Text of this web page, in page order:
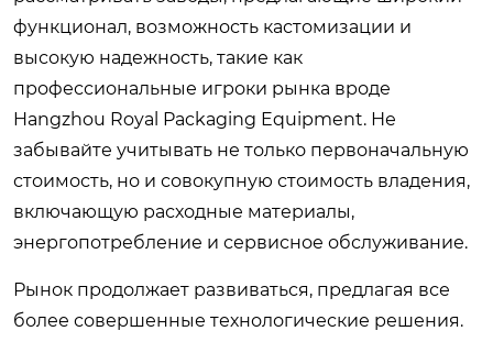
функционал, возможность кастомизации и
высокую надежность, такие как
профессиональные игроки рынка вроде
Hangzhou Royal Packaging Equipment. Не
забывайте учитывать не только первоначальную
стоимость, но и совокупную стоимость владения,
включающую расходные материалы,
энергопотребление и сервисное обслуживание.
Рынок продолжает развиваться, предлагая все
более совершенные технологические решения.